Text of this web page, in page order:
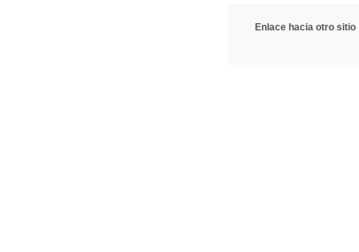
Enlace hacia otro sitio